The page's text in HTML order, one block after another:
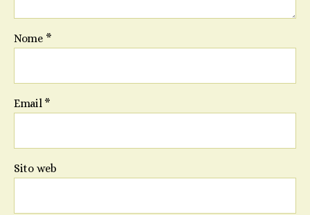
Nome *
Email *
Sito web